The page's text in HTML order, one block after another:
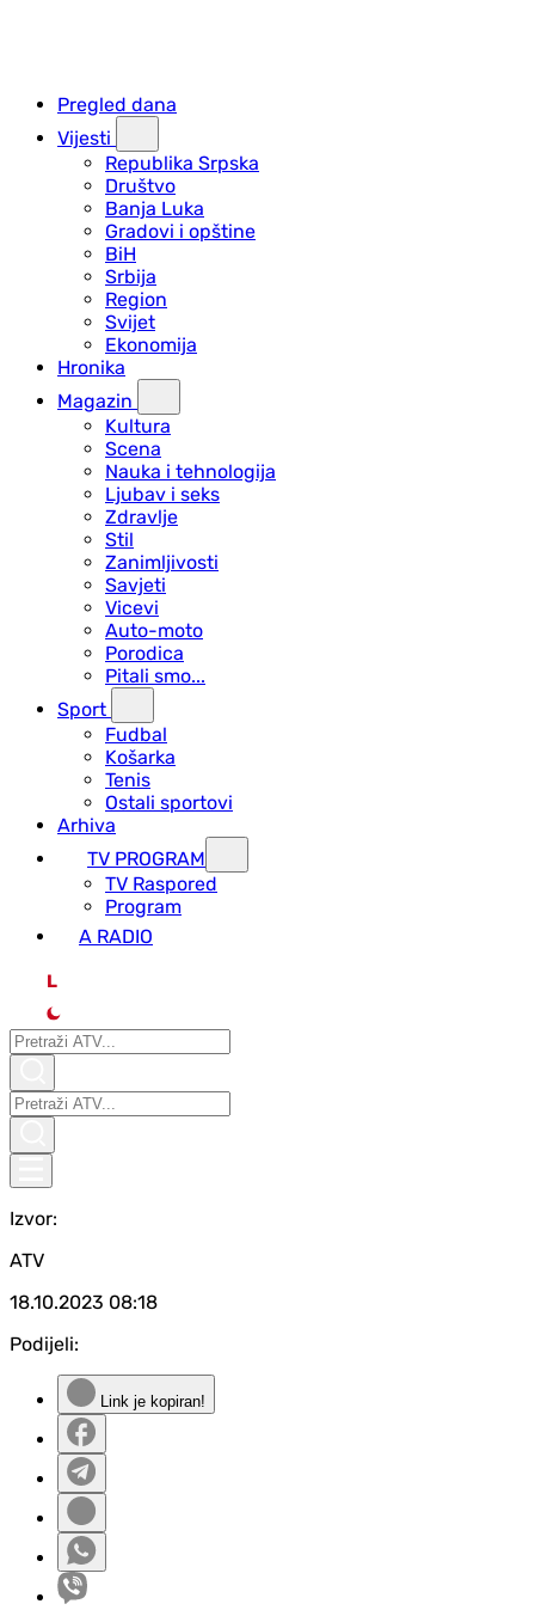
Pregled dana
Vijesti
Republika Srpska
Društvo
Banja Luka
Gradovi i opštine
BiH
Srbija
Region
Svijet
Ekonomija
Hronika
Magazin
Kultura
Scena
Nauka i tehnologija
Ljubav i seks
Zdravlje
Stil
Zanimljivosti
Savjeti
Vicevi
Auto-moto
Porodica
Pitali smo...
Sport
Fudbal
Košarka
Tenis
Ostali sportovi
Arhiva
TV PROGRAM
ТV Raspored
Program
A RADIO
L
Izvor:
ATV
18.10.2023 08:18
Podijeli:
Link je kopiran!